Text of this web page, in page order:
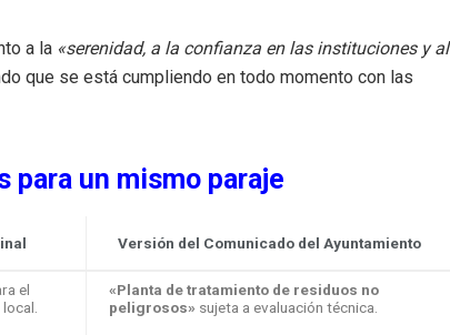
a la «serenidad, a la confianza en las instituciones y al
que se está cumpliendo en todo momento con las
para un mismo paraje
Versión del Comunicado del Ayuntamiento
el
«Planta de tratamiento de residuos no
peligrosos» sujeta a evaluación técnica.